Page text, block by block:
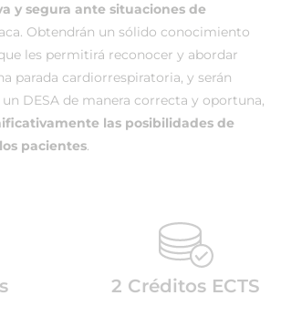
y segura ante situaciones de
Obtendrán un sólido conocimiento
les permitirá reconocer y abordar
parada cardiorrespiratoria, y serán
DESA de manera correcta y oportuna,
las posibilidades de
pacientes.
2 Créditos ECTS